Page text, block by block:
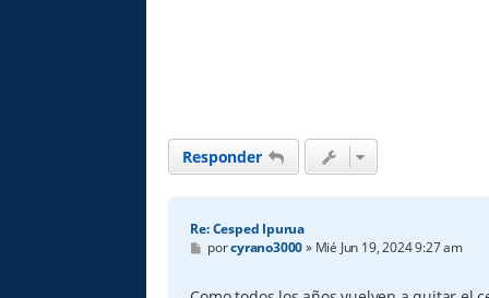
Responder
Re: Cesped Ipurua
M
e
s
porcyrano3000» Mié Jun 19, 2024 9:27 am